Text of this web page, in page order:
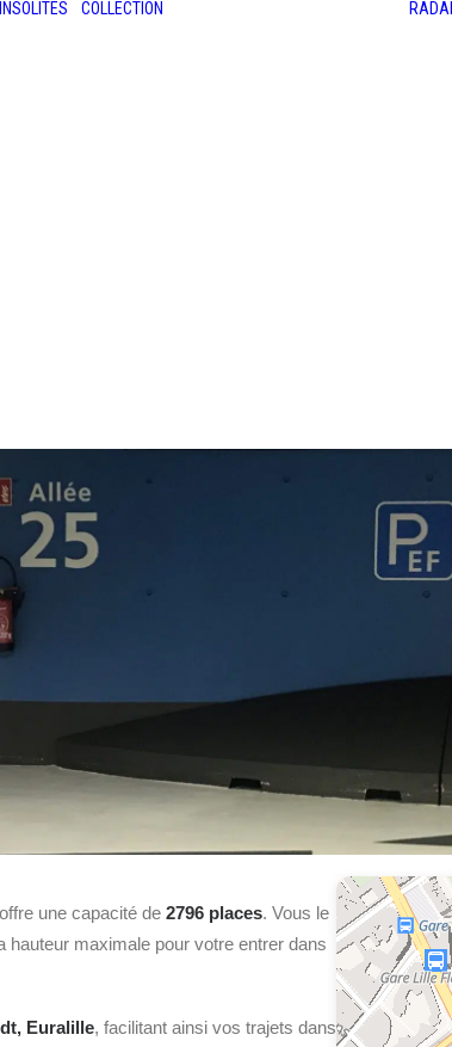
INSOLITES COLLECTION
une capacité de 2796 places. Vous le
hauteur maximale pour votre entrer dans
Euralille, facilitant ainsi vos trajets dans